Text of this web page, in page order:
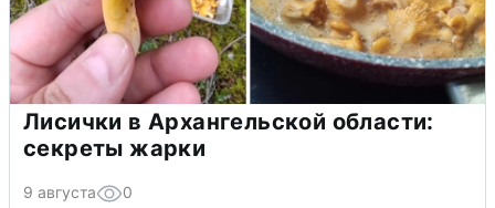
Лисички в Архангельской области:
секреты жарки
9 августа 0